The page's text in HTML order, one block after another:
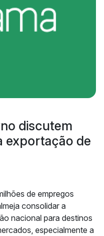
discutem
exportação de
de empregos
consolidar a
nacional para destinos
especialmente a